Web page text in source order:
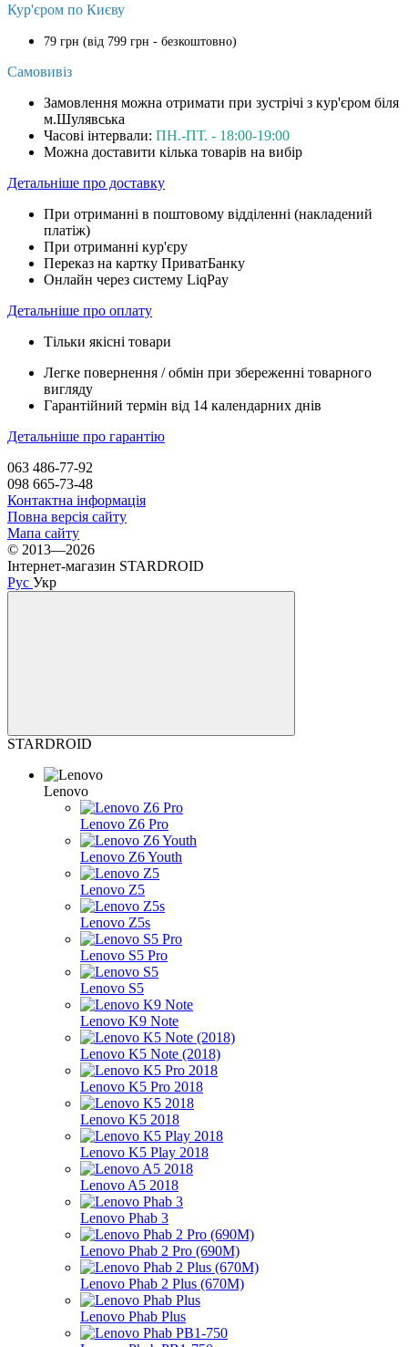
Кур'єром по Києву
79 грн (від 799 грн - безкоштовно)
Самовивіз
Замовлення можна отримати при зустрічі з кур'єром біля
м.Шулявська
Часові інтервали: ПН.-ПТ. - 18:00-19:00
Можна доставити кілька товарів на вибір
Детальніше про доставку
При отриманні в поштовому відділенні (накладений
платіж)
При отриманні кур'єру
Переказ на картку ПриватБанку
Онлайн через систему LiqPay
Детальніше про оплату
Тільки якісні товари
Легке повернення / обмін при збереженні товарного
вигляду
Гарантійний термін від 14 календарних днів
Детальніше про гарантію
063 486-77-92
098 665-73-48
Контактна інформація
Повна версія сайту
Мапа сайту
© 2013—2026
Інтернет-магазин STARDROID
Рус Укр
STARDROID
Lenovo
Lenovo Z6 Pro
Lenovo Z6 Youth
Lenovo Z5
Lenovo Z5s
Lenovo S5 Pro
Lenovo S5
Lenovo K9 Note
Lenovo K5 Note (2018)
Lenovo K5 Pro 2018
Lenovo K5 2018
Lenovo K5 Play 2018
Lenovo A5 2018
Lenovo Phab 3
Lenovo Phab 2 Pro (690M)
Lenovo Phab 2 Plus (670M)
Lenovo Phab Plus